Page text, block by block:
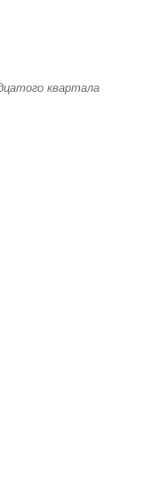
квартала